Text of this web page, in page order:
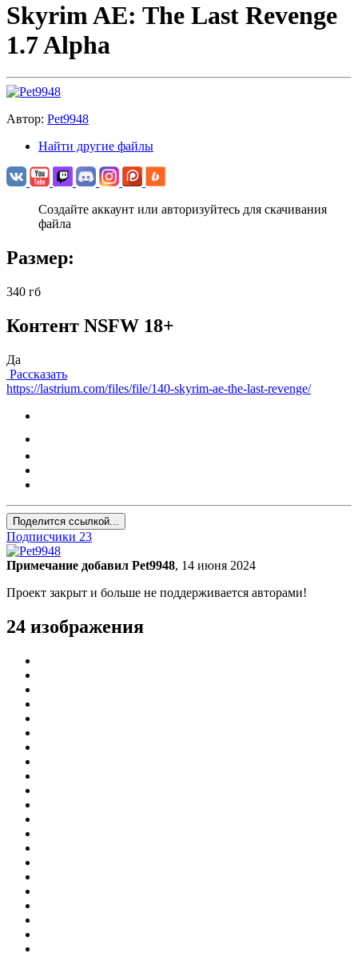
Skyrim AE: The Last Revenge
1.7 Alpha
Автор: Pet9948
Найти другие файлы
Создайте аккаунт или авторизуйтесь для скачивания
файла
Размер:
340 гб
Контент NSFW 18+
Да
Рассказать
https://lastrium.com/files/file/140-skyrim-ae-the-last-revenge/
Поделится ссылкой...
Подписчики 23
Примечание добавил Pet9948, 14 июня 2024
Проект закрыт и больше не поддерживается авторами!
24 изображения